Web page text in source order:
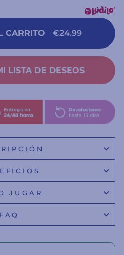
CARRITO €24.99
LISTA DE DESEOS
JUGAR
FAQ